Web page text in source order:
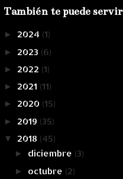
También te puede servir
► 2024 (1)
► 2023 (6)
► 2022 (1)
► 2021 (11)
► 2020 (15)
► 2019 (35)
▼ 2018 (45)
► diciembre (3)
► octubre (2)